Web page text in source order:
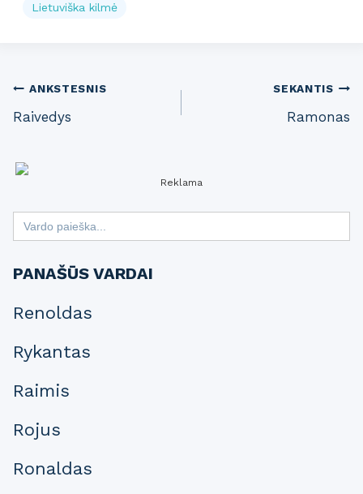
Lietuviška kilmė
Post
navigation
ANKSTESNIS
Raivedys
SEKANTIS
Ramonas
Reklama
Search
for:
PANAŠŪS VARDAI
Renoldas
Rykantas
Raimis
Rojus
Ronaldas